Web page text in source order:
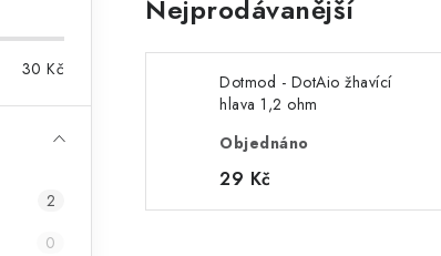
30 Kč
2
0
Nejprodávanější
Dotmod - DotAio žhavící
hlava 1,2 ohm
Objednáno
29 Kč